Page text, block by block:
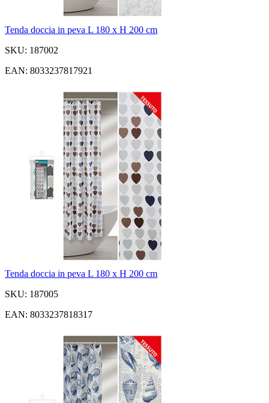
Tenda doccia in peva L 180 x H 200 cm
SKU: 187002
EAN: 8033237817921
Tenda doccia in peva L 180 x H 200 cm
SKU: 187005
EAN: 8033237818317